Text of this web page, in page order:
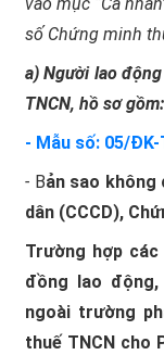
vào mục “Cá
số Chứng minh
a) Người lao
TNCN, hồ sơ gồm:
- Mẫu số: 05/ĐK-
- Bản sao không
dân (CCCD),
Trường hợp
đồng lao
ngoài trường
thuế TNCN cho